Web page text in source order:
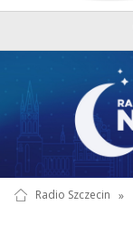
Radio Szczecin »